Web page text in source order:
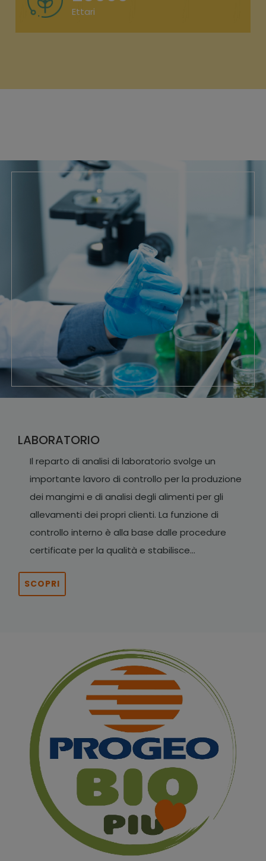
Mangimi complementari e integrati studiati per le esigenze
di ogni fas...
OVI-CAPRINI
Grazie alla scelta di materie prime di qualità, i mangimi
della...
CAVALLI
Dedicata a chi di cavalli se ne intende e non si lascia
condizionare d...
STRUZZI E CAMELIDI
Grazie alla scelta di materie prime di qualità, i mangimi
della...
Alimentare animali la cui destinazione finale non è il
Ettari
LABORATORIO
Il reparto di analisi di laboratorio svolge un
importante lavoro di controllo per la produzione
dei mangimi e di analisi degli alimenti per gli
allevamenti dei propri clienti. La funzione di
controllo interno è alla base dalle procedure
certificate per la qualità e stabilisce...
SCOPRI